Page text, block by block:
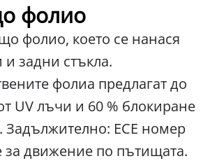
фолио
фолио, което се нанася
задни стъкла.
фолиа предлагат до
UV лъчи и 60 % блокиране
Задължително: ECE номер
за движение по пътищата.